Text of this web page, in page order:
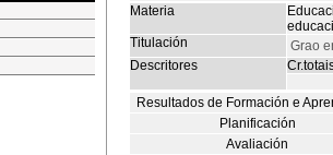
Materia
Titulación
Grao
Descritores
Resultados de Formación e
Planificación
Avaliación